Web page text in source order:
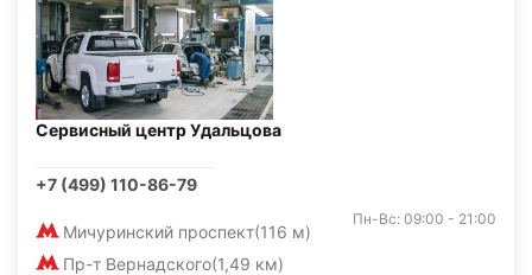
Сервисный центр Удальцова
+7 (499) 110-86-79
Мичуринский проспект(116 м)
Пр-т Вернадского(1,49 км)
Пн-Вс: 09:00 - 21:00